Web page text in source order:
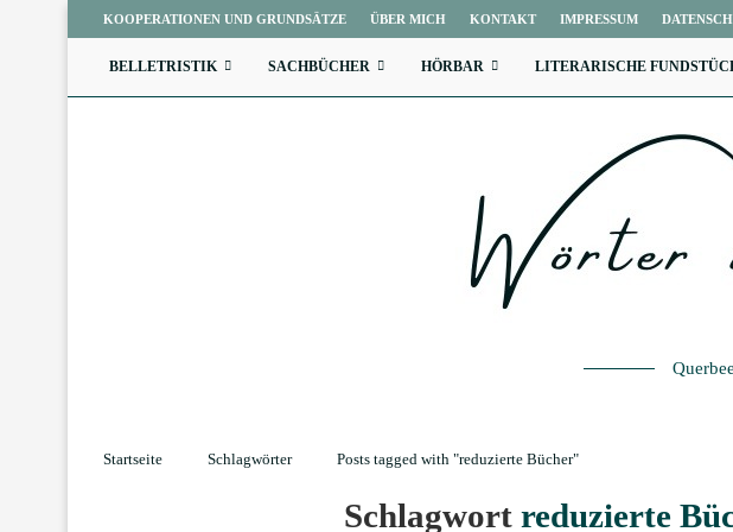
KOOPERATIONEN UND GRUNDSÄTZE ÜBER MICH KONTAKT IMPRESSUM
BELLETRISTIK SACHBÜCHER HÖRBAR LITERARISCHE
Startseite Schlagwörter Posts tagged with "reduzierte Bücher"
Schlagwortreduzierte